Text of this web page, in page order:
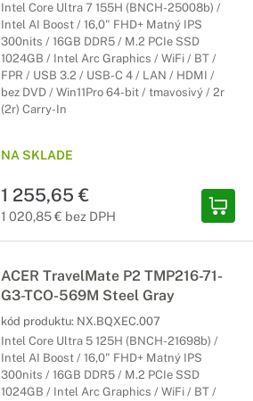
Intel Core Ultra 7 155H (BNCH-25008b) /
Intel AI Boost / 16,0" FHD+ Matný IPS
300nits / 16GB DDR5 / M.2 PCIe SSD
1024GB / Intel Arc Graphics / WiFi / BT /
FPR / USB 3.2 / USB-C 4 / LAN / HDMI /
bez DVD / Win11Pro 64-bit / tmavosivý / 2r
(2r) Carry-In
NA SKLADE
1 255,65 €
1 020,85 € bez DPH
ACER TravelMate P2 TMP216-71-
G3-TCO-569M Steel Gray
kód produktu: NX.BQXEC.007
Intel Core Ultra 5 125H (BNCH-21698b) /
Intel AI Boost / 16,0" FHD+ Matný IPS
300nits / 16GB DDR5 / M.2 PCIe SSD
1024GB / Intel Arc Graphics / WiFi / BT /